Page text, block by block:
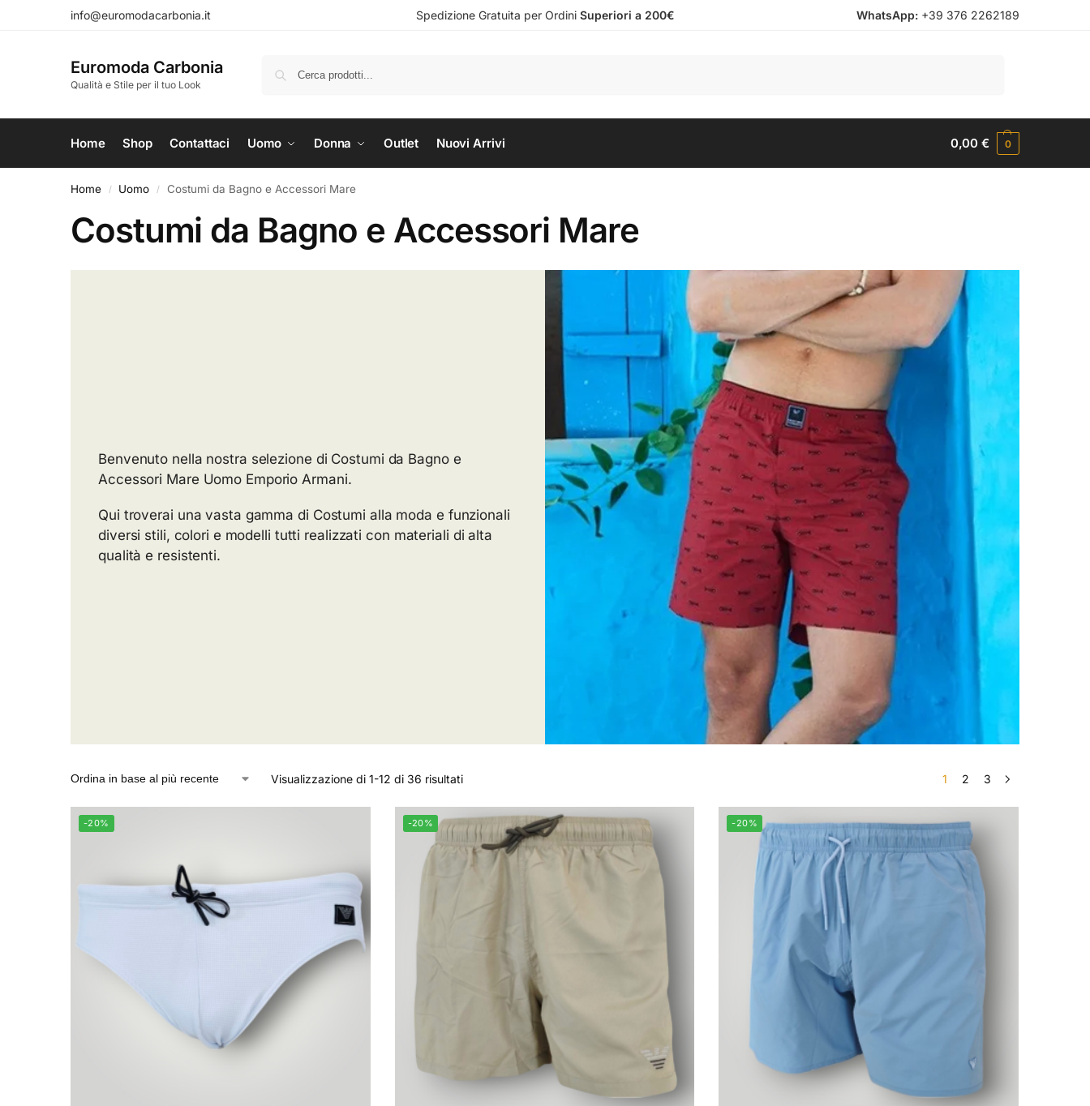
info@euromodacarbonia.it Spedizione Gratuita per Ordini Superiori a 200€ WhatsApp: +39 376 2262189
Euromoda Carbonia
Qualità e Stile per il tuo Look
Home Shop Contattaci Uomo Donna Outlet Nuovi Arrivi 0,00€ 0
Home / Uomo / Costumi da Bagno e Accessori Mare
Costumi da Bagno e Accessori Mare
Benvenuto nella nostra selezione di Costumi da Bagno e
Accessori Mare Uomo Emporio Armani.
Qui troverai una vasta gamma di Costumi alla moda e funzionali
diversi stili, colori e modelli tutti realizzati con materiali di alta
qualità e resistenti.
Visualizzazione di 1-12 di 36 risultati 1 2 3
-20% -20% -20%